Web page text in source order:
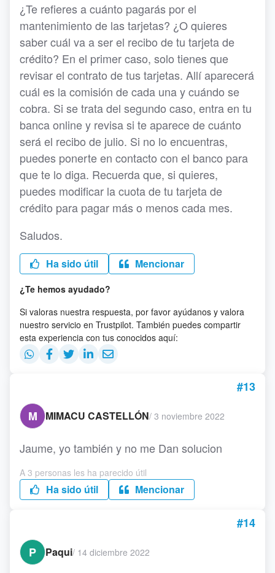
¿Te refieres a cuánto pagarás por el
mantenimiento de las tarjetas? ¿O quieres
saber cuál va a ser el recibo de tu tarjeta de
crédito? En el primer caso, solo tienes que
revisar el contrato de tus tarjetas. Allí aparecerá
cuál es la comisión de cada una y cuándo se
cobra. Si se trata del segundo caso, entra en tu
banca online y revisa si te aparece de cuánto
será el recibo de julio. Si no lo encuentras,
puedes ponerte en contacto con el banco para
que te lo diga. Recuerda que, si quieres,
puedes modificar la cuota de tu tarjeta de
crédito para pagar más o menos cada mes.
Saludos.
Ha sido útil Mencionar
¿Te hemos ayudado?
Si valoras nuestra respuesta, por favor ayúdanos y valora
nuestro servicio en Trustpilot. También puedes compartir
esta experiencia con tus conocidos aquí:
#13
M
MIMACU CASTELLÓN/ 3 noviembre 2022
Jaume, yo también y no me Dan solucion
A 3 personas les ha parecido útil
Ha sido útil Mencionar
#14
P
Paqui/ 14 diciembre 2022